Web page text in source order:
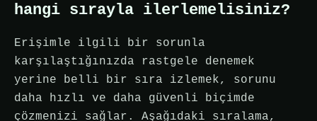
hangi sırayla ilerlemelisiniz?
Erişimle ilgili bir sorunla
karşılaştığınızda rastgele denemek
yerine belli bir sıra izlemek, sorunu
daha hızlı ve daha güvenli biçimde
çözmenizi sağlar. Aşağıdaki sıralama,